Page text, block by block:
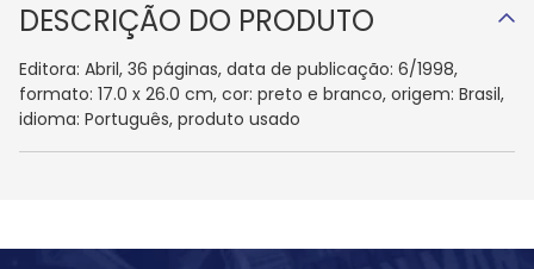
DESCRIÇÃO DO PRODUTO
Editora: Abril, 36 páginas, data de publicação: 6/1998,
formato: 17.0 x 26.0 cm, cor: preto e branco, origem: Brasil,
idioma: Português, produto usado